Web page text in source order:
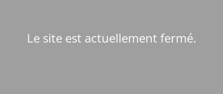
Le site est actuellement fermé.